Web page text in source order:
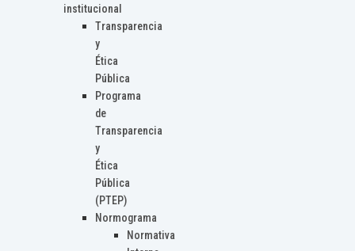
institucional
Transparencia
y
Ética
Pública
Programa
de
Transparencia
y
Ética
Pública
(PTEP)
Normograma
Normativa